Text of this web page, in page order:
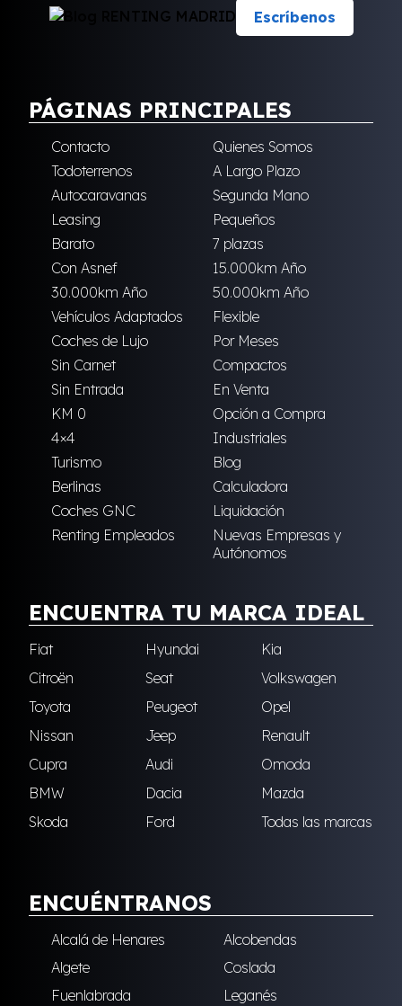
Escríbenos
PÁGINAS PRINCIPALES
Contacto
Quienes Somos
Todoterrenos
A Largo Plazo
Autocaravanas
Segunda Mano
Leasing
Pequeños
Barato
7 plazas
Con Asnef
15.000km Año
30.000km Año
50.000km Año
Vehículos Adaptados
Flexible
Coches de Lujo
Por Meses
Sin Carnet
Compactos
Sin Entrada
En Venta
KM 0
Opción a Compra
4×4
Industriales
Turismo
Blog
Berlinas
Calculadora
Coches GNC
Liquidación
Renting Empleados
Nuevas Empresas y
Autónomos
ENCUENTRA TU MARCA IDEAL
Fiat Hyundai
Kia
Citroën
Seat
Volkswagen
Toyota
Peugeot
Opel
Nissan
Jeep
Renault
Cupra
Audi
Omoda
BMW
Dacia
Mazda
Skoda
Ford Todas las marcas
ENCUÉNTRANOS
Alcalá de Henares
Alcobendas
Algete
Coslada
Fuenlabrada
Leganés